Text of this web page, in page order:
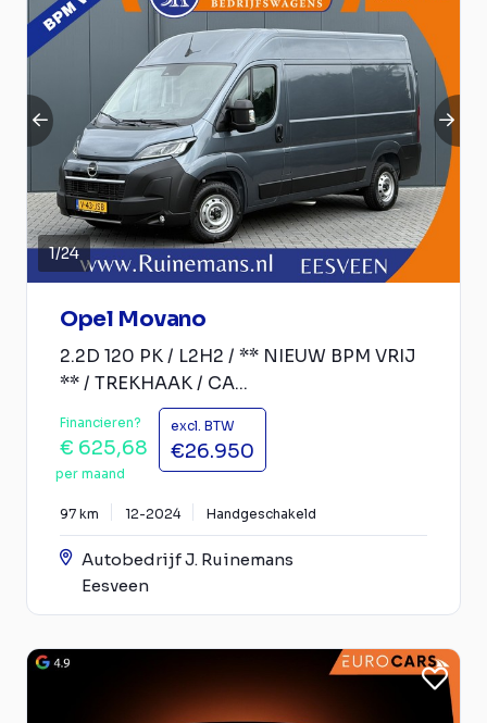
1/24
Opel Movano
2.2D 120 PK / L2H2 / ** NIEUW BPM VRIJ
** / TREKHAAK / CA...
Financieren?
€ 625,68
per maand
excl. BTW
€26.950
97 km 12-2024 Handgeschakeld
Autobedrijf J. Ruinemans
Eesveen